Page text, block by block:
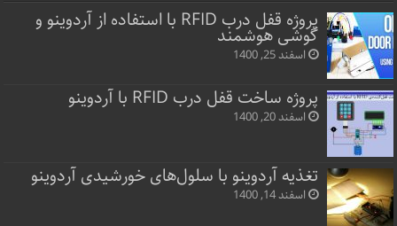
پروژه قفل‌ درب RFID با استفاده از آردوینو و
گوشی هوشمند
اسفند 25, 1400
پروژه ساخت قفل‌ درب RFID با آردوینو
اسفند 20, 1400
تغذیه آردوینو با سلول‌های خورشیدی آردوینو
اسفند 14, 1400